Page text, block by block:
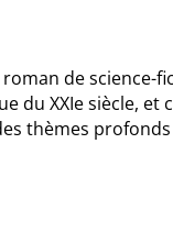
roman de science-
XXIe siècle, et
thèmes